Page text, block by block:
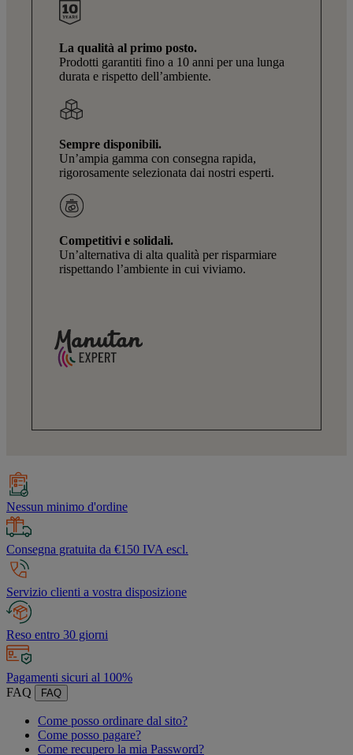
La qualità al primo posto.
Prodotti garantiti fino a 10 anni per una lunga
durata e rispetto dell’ambiente.
Sempre disponibili.
Un’ampia gamma con consegna rapida,
rigorosamente selezionata dai nostri esperti.
Competitivi e solidali.
Un’alternativa di alta qualità per risparmiare
rispettando l’ambiente in cui viviamo.
Nessun minimo d'ordine
Consegna gratuita da €150 IVA escl.
Servizio clienti a vostra disposizione
Reso entro 30 giorni
Pagamenti sicuri al 100%
FAQ
FAQ
Come posso ordinare dal sito?
Come posso pagare?
Come recupero la mia Password?